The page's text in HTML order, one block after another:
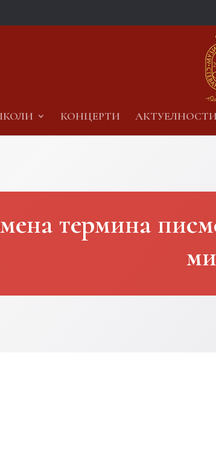
КОНЦЕРТИ АКТУЕЛНОСТИ
термина